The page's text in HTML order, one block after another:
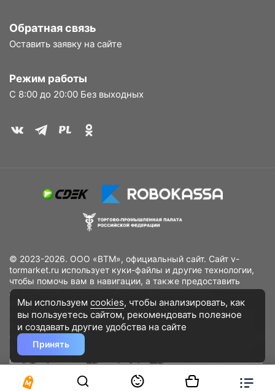
Обратная связь
Оставить заявку на сайте
Режим работы
С 8:00 до 20:00 Без выходных
© 2023-2026. ООО «ВТМ», официальный сайт. Сайт v-
tormarket.ru использует куки-файлы и другие технологии,
чтобы помочь вам в навигации, а также предоставить
лучший пользовательский опыт, анализировать
использование наших продуктов и услуг, повысить
качество рекламных и маркетинговых активностей. Если
Вы не хотите, чтобы Ваши пользовательские данные
обрабатывались, пожалуйста, ограничьте их использование
в своём браузере.
конфиденциальности
Разработано DST Global
Мы используем cookies, чтобы анализировать, как
вы пользуетесь сайтом, рекомендовать полезное
и создавать другие удобства на сайте
Принять